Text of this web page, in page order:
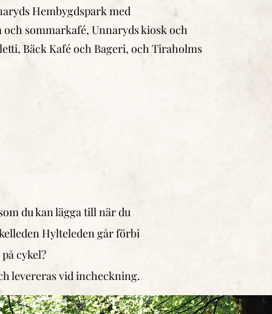
Hembygdspark med
och sommarkafé, Unnaryds kiosk och
Bäck Kafé och Bageri, och Tiraholms
du kan läggatill när du
Hylteleden går förbi
cykel?
levereras vid incheckning.